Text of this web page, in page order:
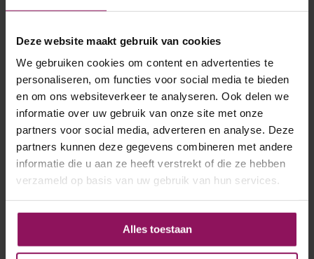
Deze website maakt gebruik van cookies
We gebruiken cookies om content en advertenties te
personaliseren, om functies voor social media te bieden
en om ons websiteverkeer te analyseren. Ook delen we
informatie over uw gebruik van onze site met onze
partners voor social media, adverteren en analyse. Deze
partners kunnen deze gegevens combineren met andere
informatie die u aan ze heeft verstrekt of die ze hebben
verzameld op basis van uw gebruik van hun services.
Alles toestaan
CPSP bij het bedrijf waar u aan wilt betalen terecht.
iDEAL biedt u een aantal voordelen ten
opzichte van andere online
betaalmethoden:
U hoeft zich niet te registreren. U kunt iDEAL
gebruiken als u bankiert bij een van de
Het is veilig, want u betaalt in de omgeving van uw
bank.
iDEAL is gemakkelijk omdat alle betaalgegevens
voor u worden ingevuld. Ook weet u direct of de
U houdt controle op en overzicht van uw saldo. De
iDEAL-betaling is meteen zichtbaar op uw